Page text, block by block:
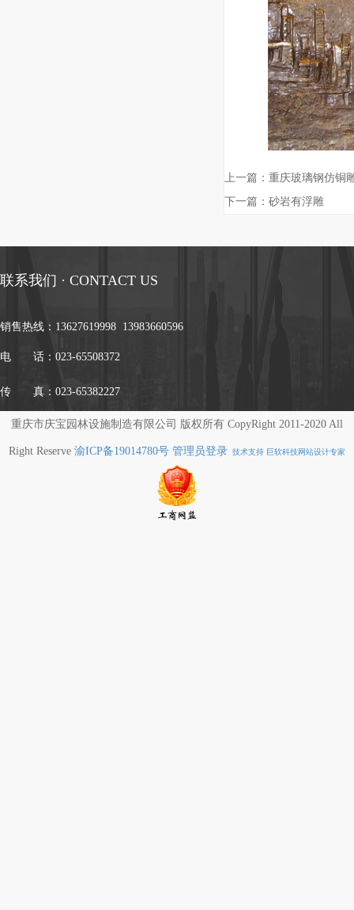
上一篇： 重庆玻璃钢仿铜
下一篇： 砂岩有浮雕
联系我们 · CONTACT US
销售热线： 13627619998 13983660596
电 话：023-65508372
传 真：023-65382227
重庆市庆宝园林设施制造有限公司 版权所有 CopyRight 2011-2020 All
Right Reserve 渝ICP备19014780号 管理员登录 技术支持 巨软科技网站设计专家